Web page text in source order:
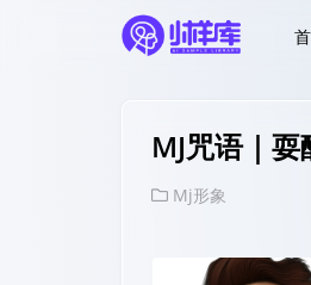
MJ咒语｜
Mj形象